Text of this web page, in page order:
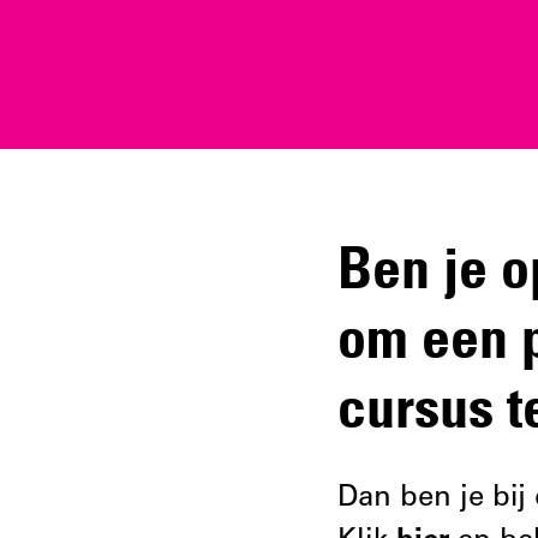
Ben je
om een
cursus
Dan ben je bij